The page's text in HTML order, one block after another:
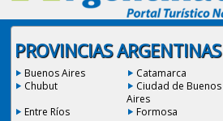
PROVINCIAS ARGENTINAS
Buenos Aires Catamarca
Chubut
Ciudad de Buenos
Aires
Entre Ríos
Formosa